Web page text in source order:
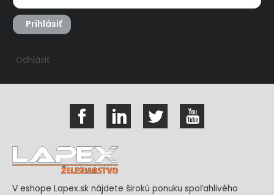
Prihlásiť
Odhlásiť
V eshope Lapex.sk nájdete širokú ponuku spoľahlivého